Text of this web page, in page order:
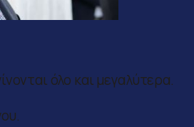
όλο και μεγαλύτερα.